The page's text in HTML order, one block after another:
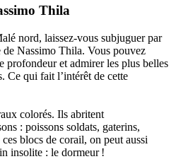
Thila
nord, laissez-vous subjuguer par
Nassimo Thila. Vous pouvez
profondeur et admirer les plus belles
Ce qui fait l’intérêt de cette
colorés. Ils abritent
: poissons soldats, gaterins,
blocs de corail, on peut aussi
insolite : le dormeur !